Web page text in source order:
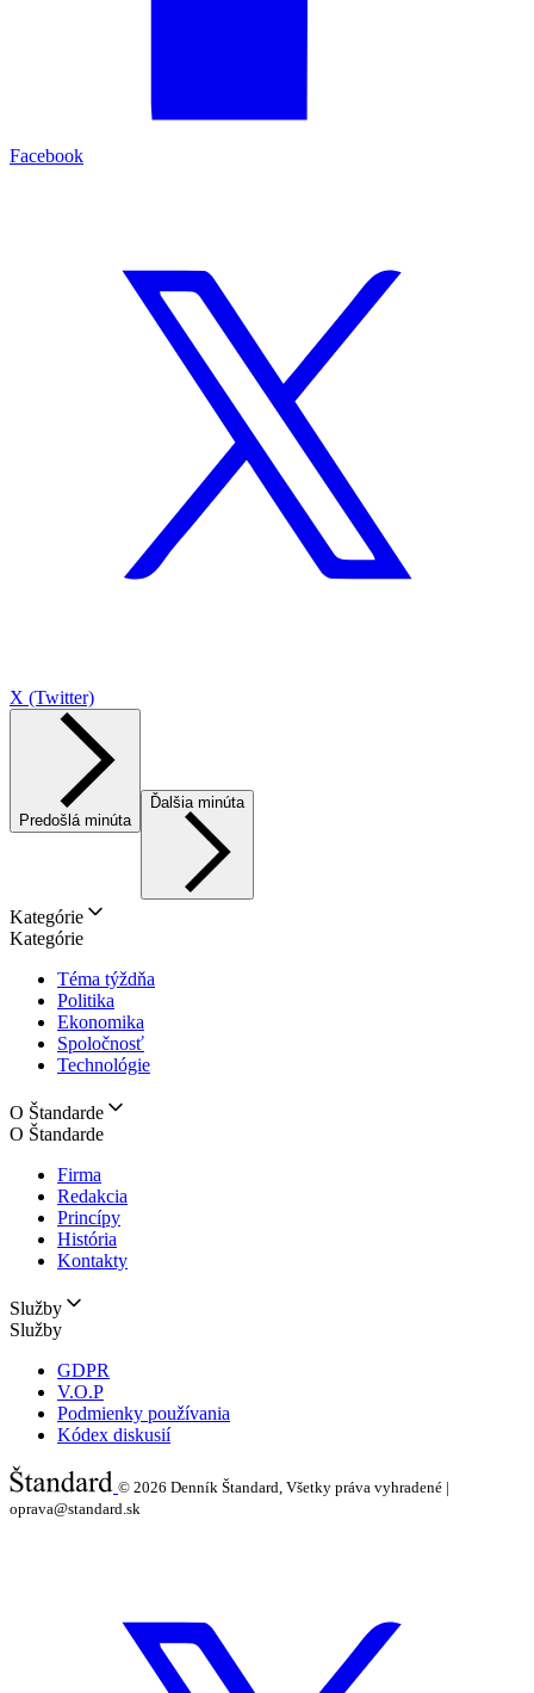
Facebook
X (Twitter)
Predošlá minúta
Ďalšia minúta
Kategórie
Kategórie
Téma týždňa
Politika
Ekonomika
Spoločnosť
Technológie
O Štandarde
O Štandarde
Firma
Redakcia
Princípy
História
Kontakty
Služby
Služby
GDPR
V.O.P
Podmienky používania
Kódex diskusií
© 2026 Denník Štandard, Všetky práva vyhradené |
oprava@standard.sk